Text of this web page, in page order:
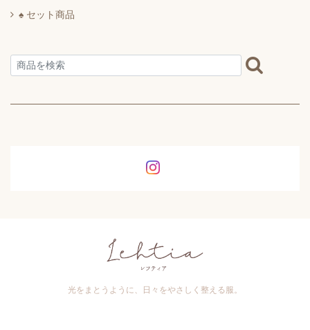
♠ セット商品
光をまとうように、日々をやさしく整える服。